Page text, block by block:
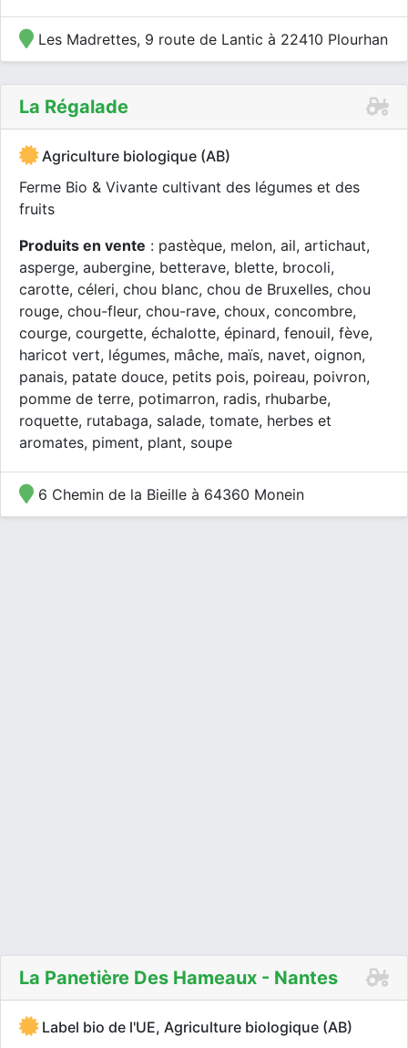
Les Madrettes, 9 route de Lantic à 22410 Plourhan
La Régalade
Agriculture biologique (AB)
Ferme Bio & Vivante cultivant des légumes et des
fruits
Produits en vente : pastèque, melon, ail, artichaut,
asperge, aubergine, betterave, blette, brocoli,
carotte, céleri, chou blanc, chou de Bruxelles, chou
rouge, chou-fleur, chou-rave, choux, concombre,
courge, courgette, échalotte, épinard, fenouil, fève,
haricot vert, légumes, mâche, maïs, navet, oignon,
panais, patate douce, petits pois, poireau, poivron,
pomme de terre, potimarron, radis, rhubarbe,
roquette, rutabaga, salade, tomate, herbes et
aromates, piment, plant, soupe
6 Chemin de la Bieille à 64360 Monein
La Panetière Des Hameaux - Nantes
Label bio de l'UE, Agriculture biologique (AB)